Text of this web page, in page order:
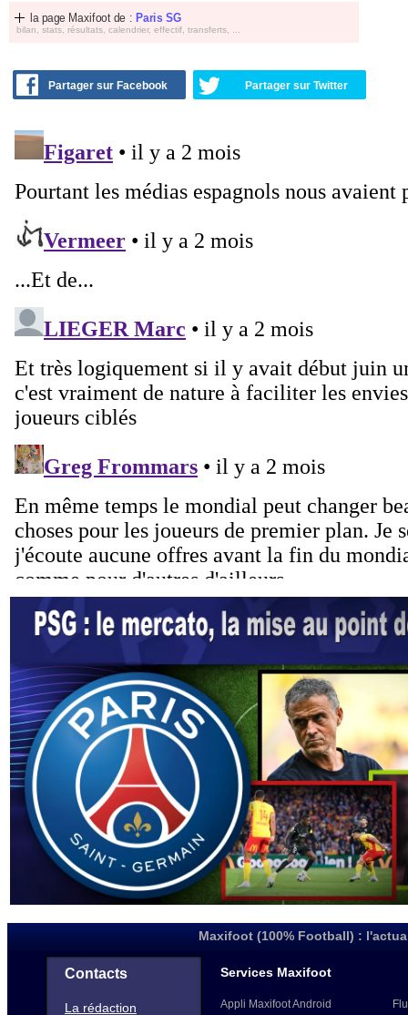
la page Maxifoot de : Paris SG
bilan, stats, résultats, calendrier, effectif, transferts, ...
Partager sur Facebook Partager sur Twitter
Maxifoot (100% Football) :
Contacts
La rédaction
Services Maxifoot
Appli Maxifoot Android